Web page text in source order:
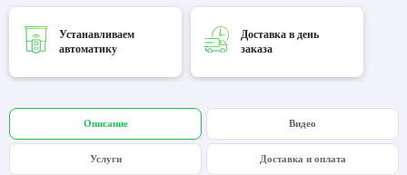
Устанавливаем
автоматику
Доставка в день
заказа
Описание Видео
Услуги Доставка и оплата